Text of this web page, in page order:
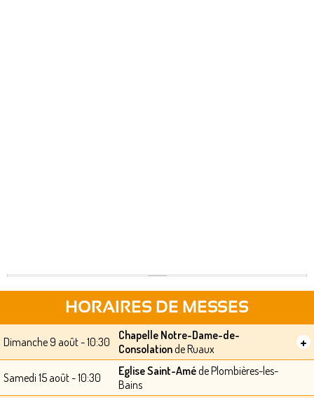
HORAIRES DE MESSES
Dimanche 9 août - 10:30
Chapelle Notre-Dame-de-
Consolationde Ruaux +
Samedi 15 août - 10:30 Eglise Saint-Améde Plombières-les-
Bains